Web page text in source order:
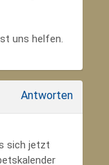
uns helfen.
Antworten
sich jetzt